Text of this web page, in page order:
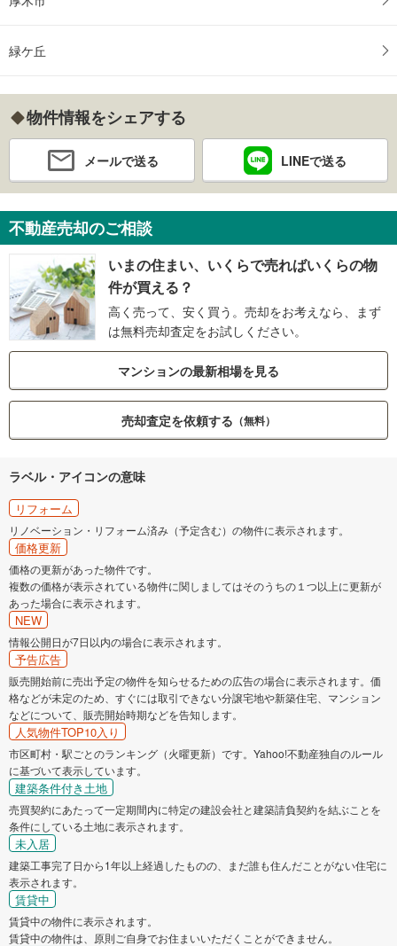
緑ケ丘
物件情報をシェアする
メールで送る LINEで送る
不動産売却のご相談
いまの住まい、いくらで売ればいくらの物
件が買える？
高く売って、安く買う。売却をお考えなら、まず
は無料売却査定をお試しください。
マンションの最新相場を見る
売却査定を依頼する （無料）
ラベル・アイコンの意味
リフォーム
リノベーション・リフォーム済み（予定含む）の物件に表示されます。
価格更新
価格の更新があった物件です。
複数の価格が表示されている物件に関しましてはそのうちの１つ以上に更新が
あった場合に表示されます。
NEW
情報公開日が7日以内の場合に表示されます。
予告広告
販売開始前に売出予定の物件を知らせるための広告の場合に表示されます。価
格などが未定のため、すぐには取引できない分譲宅地や新築住宅、マンション
などについて、販売開始時期などを告知します。
人気物件TOP10入り
市区町村・駅ごとのランキング（火曜更新）です。Yahoo!不動産独自のルール
に基づいて表示しています。
建築条件付き土地
売買契約にあたって一定期間内に特定の建設会社と建築請負契約を結ぶことを
条件にしている土地に表示されます。
未入居
建築工事完了日から1年以上経過したものの、まだ誰も住んだことがない住宅に
表示されます。
賃貸中
賃貸中の物件に表示されます。
賃貸中の物件は、原則ご自身でお住まいいただくことができません。